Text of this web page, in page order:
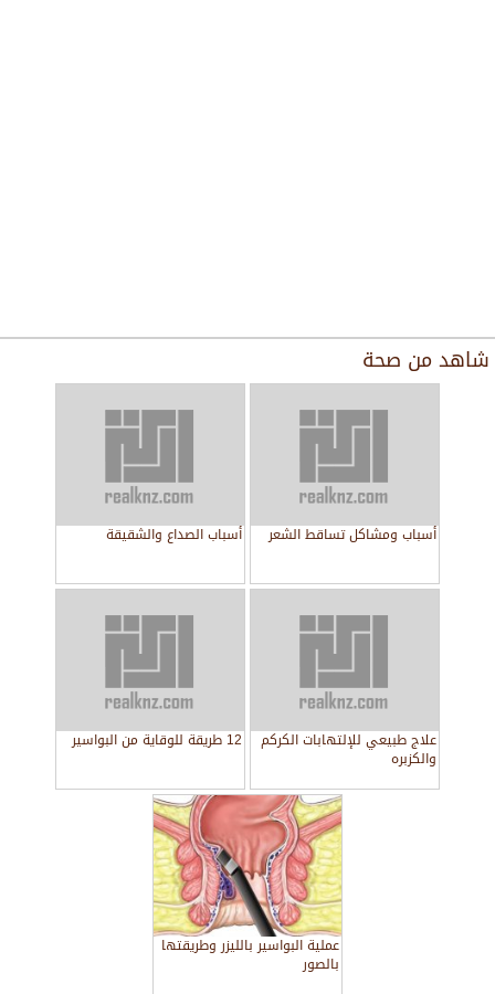
شاهد من صحة
أسباب ومشاكل تساقط الشعر أسباب الصداع والشقيقة
علاج طبيعي للإلتهابات الكركم
والكزبره
12 طريقة للوقاية من البواسير
عملية البواسير بالليزر وطريقتها
بالصور